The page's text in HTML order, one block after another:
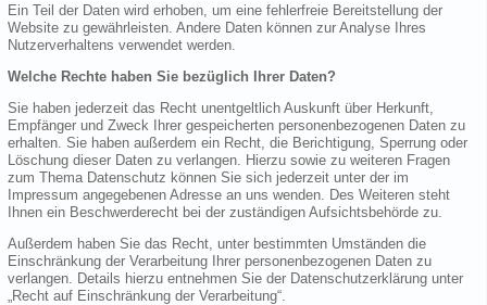
Ein Teil der Daten wird erhoben, um eine fehlerfreie Bereitstellung der
Website zu gewährleisten. Andere Daten können zur Analyse Ihres
Nutzerverhaltens verwendet werden.
Welche Rechte haben Sie bezüglich Ihrer Daten?
Sie haben jederzeit das Recht unentgeltlich Auskunft über Herkunft,
Empfänger und Zweck Ihrer gespeicherten personenbezogenen Daten zu
erhalten. Sie haben außerdem ein Recht, die Berichtigung, Sperrung oder
Löschung dieser Daten zu verlangen. Hierzu sowie zu weiteren Fragen
zum Thema Datenschutz können Sie sich jederzeit unter der im
Impressum angegebenen Adresse an uns wenden. Des Weiteren steht
Ihnen ein Beschwerderecht bei der zuständigen Aufsichtsbehörde zu.
Außerdem haben Sie das Recht, unter bestimmten Umständen die
Einschränkung der Verarbeitung Ihrer personenbezogenen Daten zu
verlangen. Details hierzu entnehmen Sie der Datenschutzerklärung unter
„Recht auf Einschränkung der Verarbeitung“.